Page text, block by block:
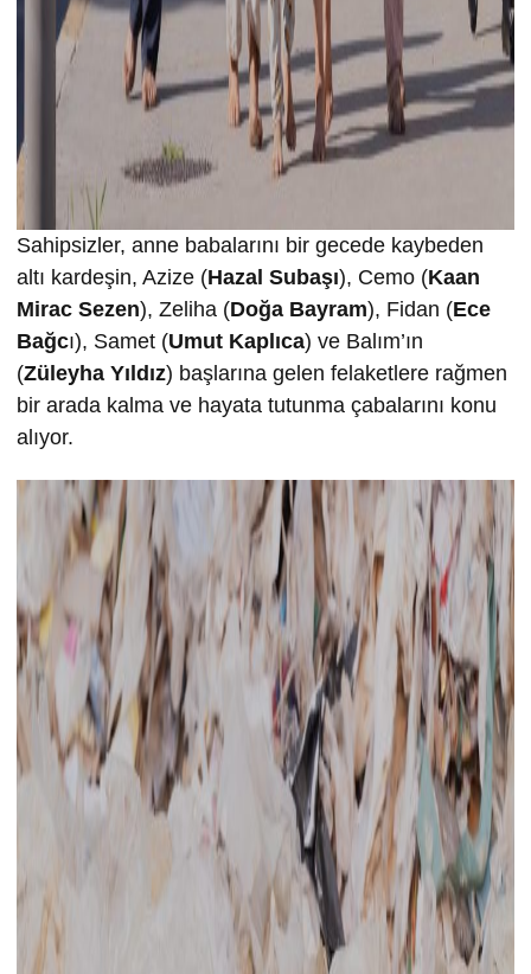
Sahipsizler, anne babalarını bir gecede kaybeden
altı kardeşin, Azize (Hazal Subaşı), Cemo (Kaan
Mirac Sezen), Zeliha (Doğa Bayram), Fidan (Ece
Bağcı), Samet (Umut Kaplıca) ve Balım’ın
(Züleyha Yıldız) başlarına gelen felaketlere rağmen
bir arada kalma ve hayata tutunma çabalarını konu
alıyor.